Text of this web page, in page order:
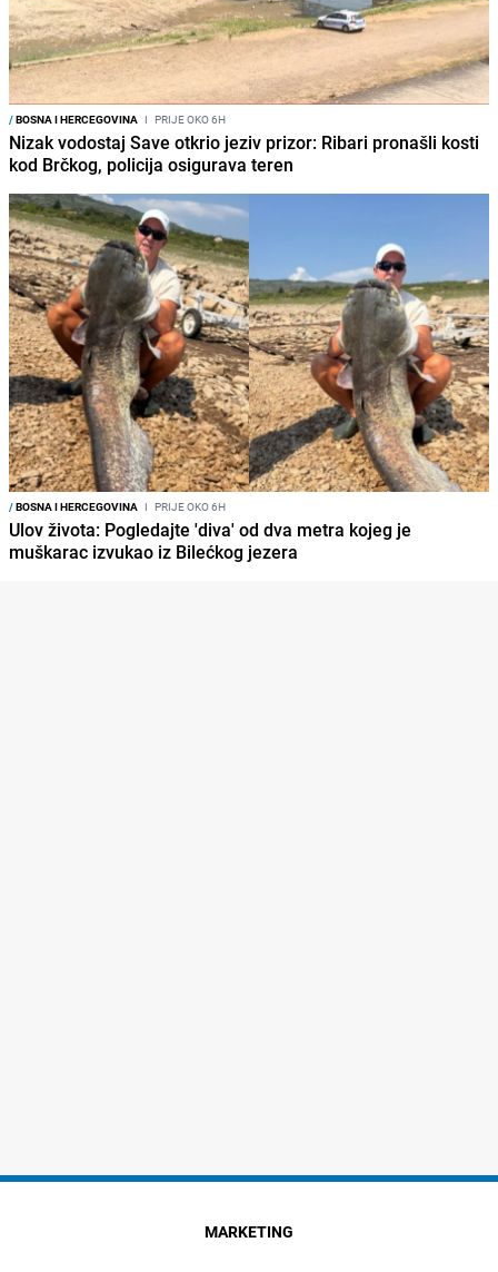
/BOSNA I HERCEGOVINA I PRIJE OKO 6H
Nizak vodostaj Save otkrio jeziv prizor: Ribari pronašli kosti
kod Brčkog, policija osigurava teren
/BOSNA I HERCEGOVINA I PRIJE OKO 6H
Ulov života: Pogledajte 'diva' od dva metra kojeg je
muškarac izvukao iz Bilećkog jezera
MARKETING